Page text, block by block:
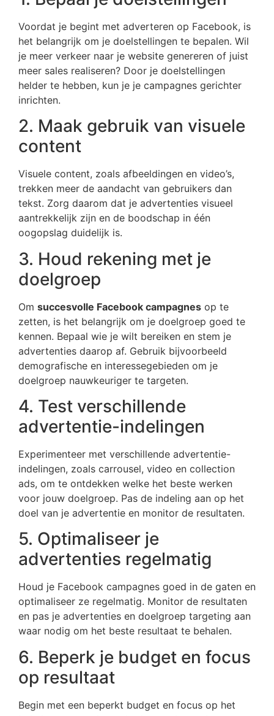
Voordat je begint met adverteren op Facebook, is
het belangrijk om je doelstellingen te bepalen. Wil
je meer verkeer naar je website genereren of juist
meer sales realiseren? Door je doelstellingen
helder te hebben, kun je je campagnes gerichter
inrichten.
2. Maak gebruik van visuele
content
Visuele content, zoals afbeeldingen en video’s,
trekken meer de aandacht van gebruikers dan
tekst. Zorg daarom dat je advertenties visueel
aantrekkelijk zijn en de boodschap in één
oogopslag duidelijk is.
3. Houd rekening met je
doelgroep
Om succesvolle Facebook campagnes op te
zetten, is het belangrijk om je doelgroep goed te
kennen. Bepaal wie je wilt bereiken en stem je
advertenties daarop af. Gebruik bijvoorbeeld
demografische en interessegebieden om je
doelgroep nauwkeuriger te targeten.
4. Test verschillende
advertentie-indelingen
Experimenteer met verschillende advertentie-
indelingen, zoals carrousel, video en collection
ads, om te ontdekken welke het beste werken
voor jouw doelgroep. Pas de indeling aan op het
doel van je advertentie en monitor de resultaten.
5. Optimaliseer je
advertenties regelmatig
Houd je Facebook campagnes goed in de gaten en
optimaliseer ze regelmatig. Monitor de resultaten
en pas je advertenties en doelgroep targeting aan
waar nodig om het beste resultaat te behalen.
6. Beperk je budget en focus
op resultaat
Begin met een beperkt budget en focus op het